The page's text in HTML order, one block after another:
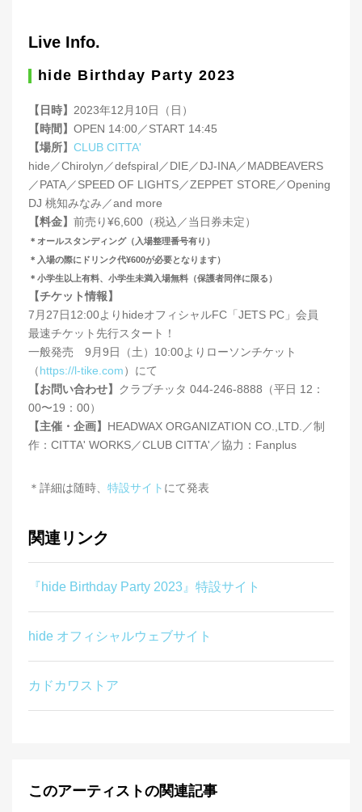
Live Info.
hide Birthday Party 2023
【日時】 2023年12月10日（日）
【時間】 OPEN 14:00／START 14:45
【場所】 CLUB CITTA'
hide／Chirolyn／defspiral／DIE／DJ-INA／MADBEAVERS
／PATA／SPEED OF LIGHTS／ZEPPET STORE／Opening
DJ 桃知みなみ／and more
【料金】 前売り¥6,600（税込／当日券未定）
＊オールスタンディング（入場整理番号有り）
＊入場の際にドリンク代¥600が必要となります）
＊小学生以上有料、小学生未満入場無料（保護者同伴に限る）
【チケット情報】
7月27日12:00よりhideオフィシャルFC「JETS PC」会員
最速チケット先行スタート！
一般発売 9月9日（土）10:00よりローソンチケット
（https://l-tike.com）にて
【お問い合わせ】 クラブチッタ 044-246-8888（平日 12：
00〜19：00）
【主催・企画】 HEADWAX ORGANIZATION CO.,LTD.／制
作：CITTA' WORKS／CLUB CITTA'／協力：Fanplus
＊詳細は随時、 特設サイト にて発表
関連リンク
『hide Birthday Party 2023』特設サイト
hide オフィシャルウェブサイト
カドカワストア
このアーティストの関連記事